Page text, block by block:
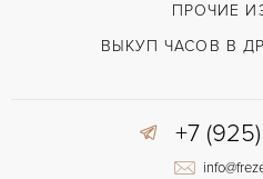
ПРОЧИЕ
ВЫКУП ЧАСОВ В
+7 (925)